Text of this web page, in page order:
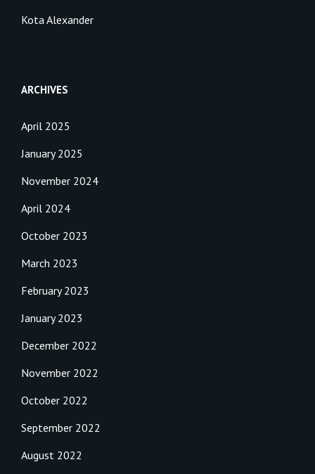
Kota Alexander
ARCHIVES
April 2025
January 2025
November 2024
April 2024
October 2023
March 2023
February 2023
January 2023
December 2022
November 2022
October 2022
September 2022
August 2022